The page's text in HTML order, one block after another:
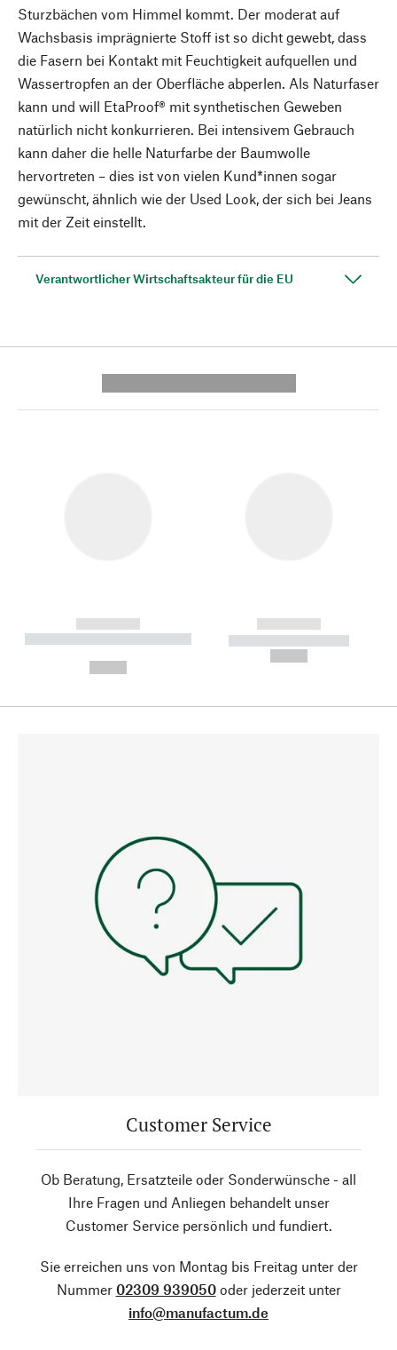
Sturzbächen vom Himmel kommt. Der moderat auf
Wachsbasis imprägnierte Stoff ist so dicht gewebt, dass
die Fasern bei Kontakt mit Feuchtigkeit aufquellen und
Wassertropfen an der Oberfläche abperlen. Als Naturfaser
kann und will EtaProof® mit synthetischen Geweben
natürlich nicht konkurrieren. Bei intensivem Gebrauch
kann daher die helle Naturfarbe der Baumwolle
hervortreten – dies ist von vielen Kund*innen sogar
gewünscht, ähnlich wie der Used Look, der sich bei Jeans
mit der Zeit einstellt.
Verantwortlicher Wirtschaftsakteur für die EU
------------
----------- ----------- --------
------------
----------- -----------
Customer Service
Ob Beratung, Ersatzteile oder Sonderwünsche - all
Ihre Fragen und Anliegen behandelt unser
Customer Service persönlich und fundiert.
Sie erreichen uns von Montag bis Freitag unter der
Nummer 02309 939050oder jederzeit unter
info@manufactum.de